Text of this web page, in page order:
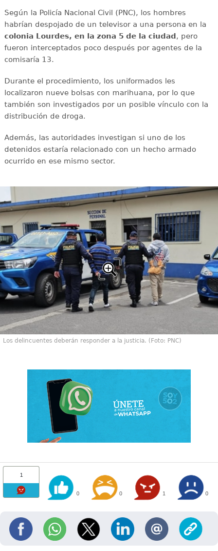
Según la Policía Nacional Civil (PNC), los hombres
habrían despojado de un televisor a una persona en la
colonia Lourdes, en la zona 5 de la ciudad, pero
fueron interceptados poco después por agentes de la
comisaría 13.
Durante el procedimiento, los uniformados les
localizaron nueve bolsas con marihuana, por lo que
también son investigados por un posible vínculo con la
distribución de droga.
Además, las autoridades investigan si uno de los
detenidos estaría relacionado con un hecho armado
ocurrido en ese mismo sector.
Los delincuentes deberán responder a la justicia. (Foto: PNC)
1
0 0 1 0